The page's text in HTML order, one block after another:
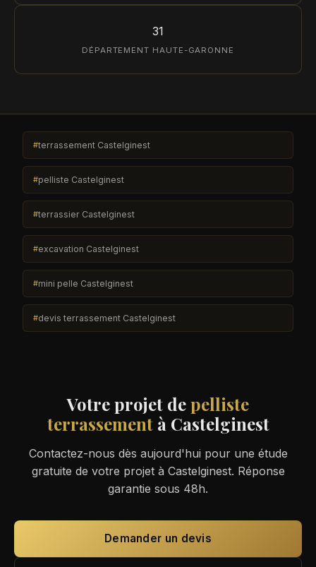
31
DÉPARTEMENT HAUTE-GARONNE
terrassement Castelginest
pelliste Castelginest
terrassier Castelginest
excavation Castelginest
mini pelle Castelginest
devis terrassement Castelginest
Votre projet depelliste
terrassementà Castelginest
Contactez-nous dès aujourd'hui pour une étude
gratuite de votre projet à Castelginest. Réponse
garantie sous 48h.
Demander un devis